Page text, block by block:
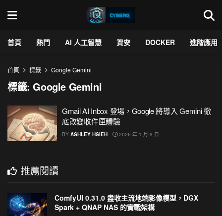
首頁 熱門 AI 人工智慧 資安 DOCKER 進階應用
首頁 標籤 Google Gemini
標籤:Google Gemini
Gmail AI Inbox 登場，Google 將導入 Gemini 徹
底改變收件匣體驗
BY ASHLEY HSIEH 2026 年 1 月 9 日
推薦閱讀
ComfyUI 0.31.0 盡收主流地端影像模型，DGX
Spark + QNAP NAS 的實戰架構